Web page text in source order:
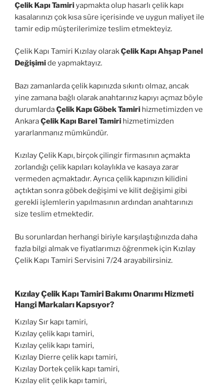
Çelik Kapı Tamiriyapmakta olup hasarlı çelik kapı
kasalarınızı çok kısa süre içerisinde ve uygun maliyet ile
tamir edip müşterilerimize teslim etmekteyiz.
Çelik Kapı Tamiri Kızılay olarakÇelik Kapı Ahşap Panel
Değişimide yapmaktayız.
Bazı zamanlarda çelik kapınızda sıkıntı olmaz, ancak
yine zamana bağlı olarak anahtarınız kapıyı açmaz böyle
durumlardaÇelik Kapı Göbek Tamiri hizmetimizden ve
AnkaraÇelik Kapı Barel Tamiri hizmetimizden
yararlanmanız mümkündür.
Kızılay Çelik Kapı, birçok çilingir firmasının açmakta
zorlandığı çelik kapıları kolaylıkla ve kasaya zarar
vermeden açmaktadır. Ayrıca çelik kapınızın kilidini
açtıktan sonra göbek değişimi ve kilit değişimi gibi
gerekli işlemlerin yapılmasının ardından anahtarınızı
size teslim etmektedir.
Bu sorunlardan herhangi biriyle karşılaştığınızda daha
fazla bilgi almak ve fiyatlarımızı öğrenmek için Kızılay
Çelik Kapı Tamiri Servisini 7/24 arayabilirsiniz.
Kızılay Çelik Kapı Tamiri Bakımı Onarımı Hizmeti
Hangi Markaları Kapsıyor?
Kızılay Sır kapı tamiri,
Kızılay çelik kapı tamiri,
Kızılay çelik kapı tamiri,
Kızılay Dierre çelik kapı tamiri,
Kızılay Dortek çelik kapı tamiri,
Kızılay elit çelik kapı tamiri,